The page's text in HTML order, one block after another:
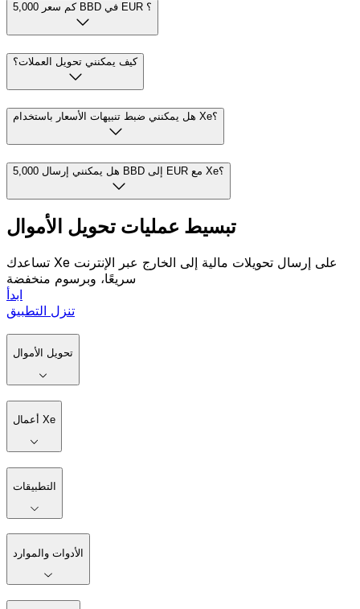
كم سعر 5,000 BBD في EUR ؟
كيف يمكنني تحويل العملات؟
هل يمكنني ضبط تنبيهات الأسعار باستخدام Xe؟
هل يمكنني إرسال 5,000 BBD إلى EUR مع Xe؟
تبسيط عمليات تحويل الأموال
تساعدك Xe على إرسال تحويلات مالية إلى الخارج عبر الإنترنت
سريعًا، وبرسوم منخفضة
ابدأ
تنزل التطبيق
تحويل الأموال
أعمال Xe
التطبيقات
الأدوات والموارد